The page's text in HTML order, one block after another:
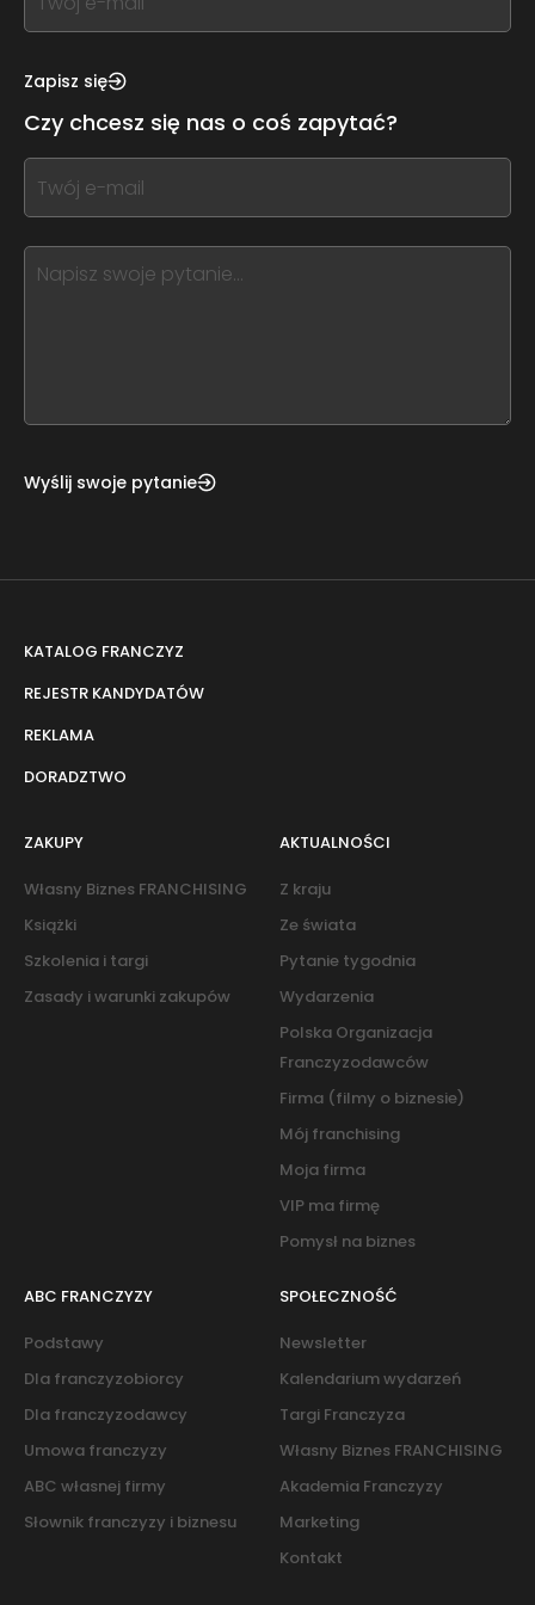
you
this,
this
form
field
blank
Zapisz się
Czy chcesz się nas o coś zapytać?
If
you
this,
leave
Wyślij swoje pytanie
KATALOG FRANCZYZ
REJESTR KANDYDATÓW
REKLAMA
DORADZTWO
ZAKUPY
Własny Biznes FRANCHISING
Książki
Szkolenia i targi
Zasady i warunki zakupów
AKTUALNOŚCI
Z kraju
Ze świata
Pytanie tygodnia
Wydarzenia
Polska Organizacja
Franczyzodawców
Firma (filmy o biznesie)
Mój franchising
Moja firma
VIP ma firmę
Pomysł na biznes
ABC FRANCZYZY
Podstawy
Dla franczyzobiorcy
Dla franczyzodawcy
Umowa franczyzy
ABC własnej firmy
Słownik franczyzy i biznesu
SPOŁECZNOŚĆ
Newsletter
Kalendarium wydarzeń
Targi Franczyza
Własny Biznes FRANCHISING
Akademia Franczyzy
Marketing
Kontakt